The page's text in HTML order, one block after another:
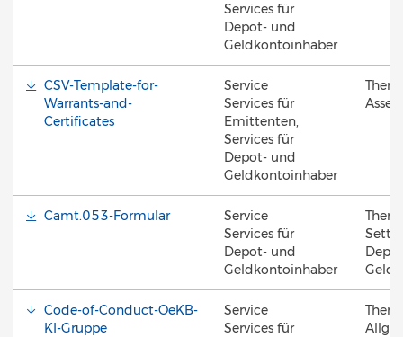
Services für
Depot- und
Geldkontoinhaber
CSV-Template-for-
Warrants-and-
Certificates
Service
Services für
Emittenten,
Services für
Depot- und
Geldkontoinhaber
Asset
Camt.053-Formular
Service
Services für
Depot- und
Geldkontoinhaber
Code-of-Conduct-OeKB-
KI-Gruppe
Service
Services für